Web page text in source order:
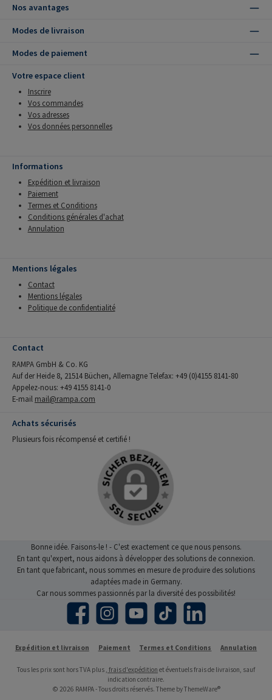
Nos avantages
Modes de livraison
Modes de paiement
Votre espace client
Inscrire
Vos commandes
Vos adresses
Vos données personnelles
Informations
Expédition et livraison
Paiement
Termes et Conditions
Conditions générales d'achat
Annulation
Mentions légales
Contact
Mentions légales
Politique de confidentialité
Contact
RAMPA GmbH & Co. KG
Auf der Heide 8, 21514 Büchen, Allemagne Telefax: +49 (0)4155 8141-80
Appelez-nous: +49 4155 8141-0
E-mail mail@rampa.com
Achats sécurisés
Plusieurs fois récompensé et certifié !
Bonne idée. Faisons-le ! - C'est exactement ce que nous pensons.
En tant qu'expert, nous aidons à développer des solutions de connexion.
En tant que fabricant, nous sommes en mesure de produire des solutions
adaptées made in Germany.
Car nous sommes passionnés par la diversité des possibilités!
Facebook Instagram YouTube TikTok LinkedIn
Expédition et livraison Paiement Termes et Conditions Annulation
Tous les prix sont hors TVA plus , frais d'expédition et éventuels frais de livraison, sauf
indication contraire.
© 2026 RAMPA - Tous droits réservés. Theme byThemeWare®